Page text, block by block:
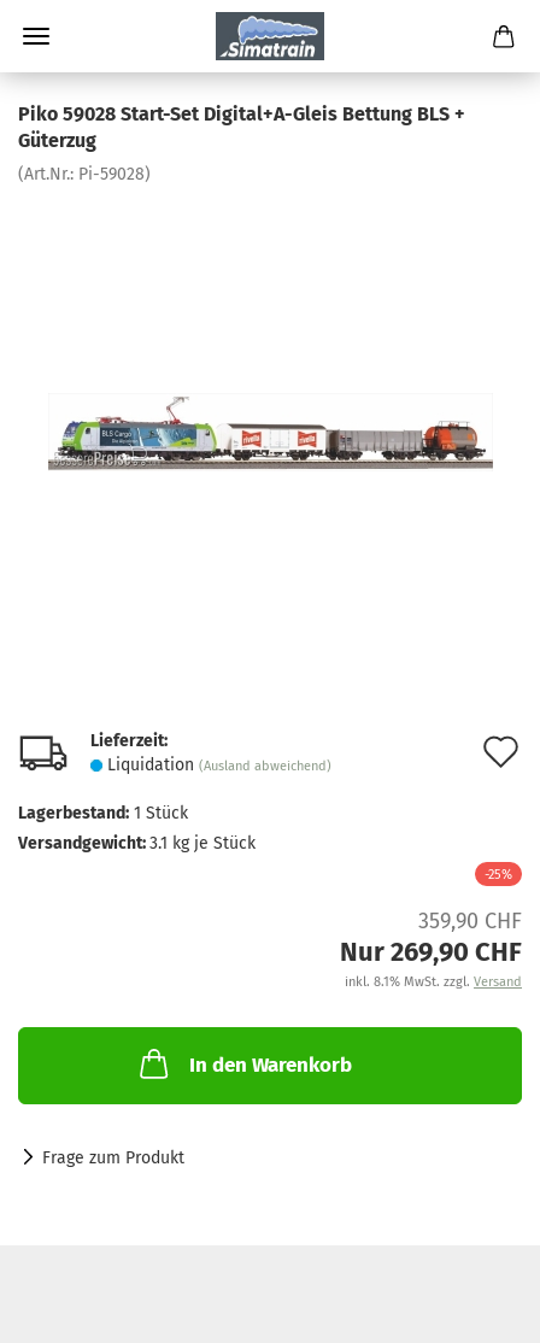
Piko 59028 Start-Set Digital+A-Gleis Bettung BLS +
Güterzug
(Art.Nr.: Pi-59028)
Lieferzeit:
Liquidation (Ausland abweichend)
Lagerbestand: 1 Stück
Versandgewicht:3.1 kg je Stück
-25%
359,90 CHF
Nur 269,90 CHF
inkl. 8.1% MwSt. zzgl. Versand
In den Warenkorb
Frage zum Produkt